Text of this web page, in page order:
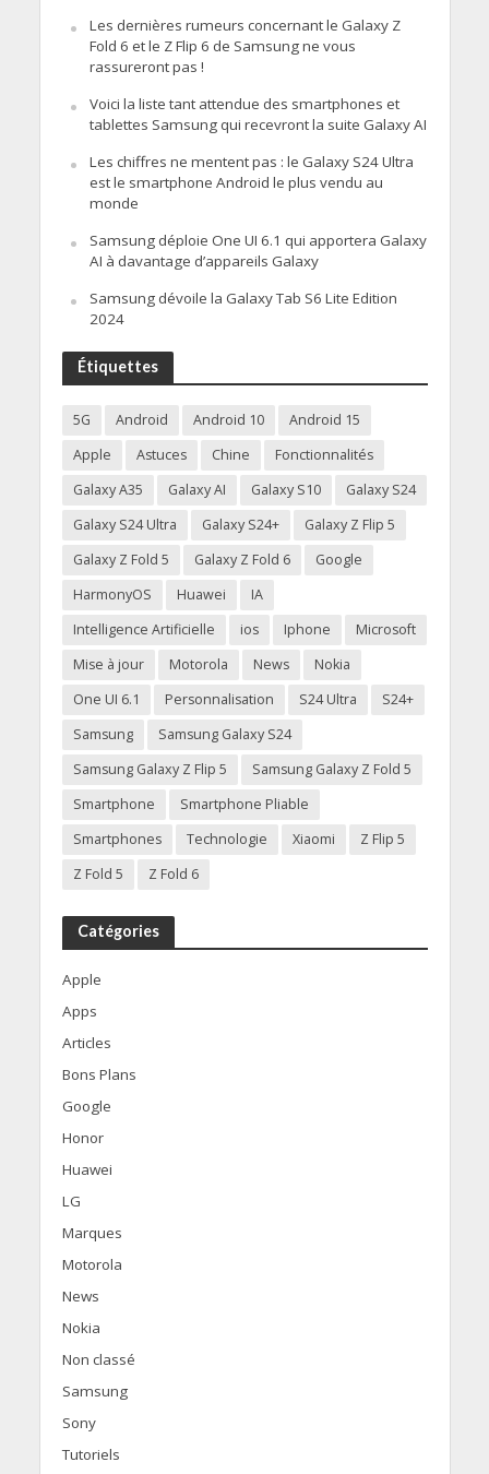
Les dernières rumeurs concernant le Galaxy Z
Fold 6 et le Z Flip 6 de Samsung ne vous
rassureront pas !
Voici la liste tant attendue des smartphones et
tablettes Samsung qui recevront la suite Galaxy AI
Les chiffres ne mentent pas : le Galaxy S24 Ultra
est le smartphone Android le plus vendu au
monde
Samsung déploie One UI 6.1 qui apportera Galaxy
AI à davantage d’appareils Galaxy
Samsung dévoile la Galaxy Tab S6 Lite Edition
2024
Étiquettes
5G Android Android 10
Android 15
Apple
Astuces Chine
Fonctionnalités
Galaxy A35
Galaxy AI Galaxy S10
Galaxy S24
Galaxy S24 Ultra
Galaxy S24+
Galaxy Z Flip 5
Galaxy Z Fold 5
Galaxy Z Fold 6
Google
HarmonyOS
Huawei
IA
Intelligence Artificielle
ios Iphone
Microsoft
Mise à jour
Motorola News
Nokia
One UI 6.1
Personnalisation S24 Ultra
S24+
Samsung
Samsung Galaxy S24
Samsung Galaxy Z Flip 5
Samsung Galaxy Z Fold 5
Smartphone
Smartphone Pliable
Smartphones
Technologie Xiaomi
Z Flip 5
Z Fold 5
Z Fold 6
Catégories
Apple
Apps
Articles
Bons Plans
Google
Honor
Huawei
LG
Marques
Motorola
News
Nokia
Non classé
Samsung
Sony
Tutoriels